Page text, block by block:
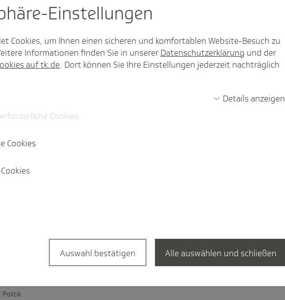
Politik
Einstel­lungen
Cookies, um Ihnen einen sicheren und komfortablen Website-Besuch zu
Informationen finden Sie in unserer Datenschutzerklärung und der
auf tk.de. Dort können Sie Ihre Einstellungen jederzeit nachträglich
Details anzeigen
Cookies
Cookies
Auswahl bestätigen Alle auswählen und schließen